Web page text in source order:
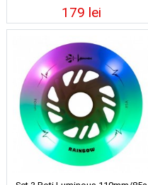
179 lei